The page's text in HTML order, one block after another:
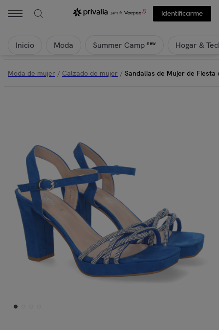
Identificarme
Inicio Moda Summer Camp new Hogar &
Moda de mujer / Calzado de mujer / Sandalias de Mujer de